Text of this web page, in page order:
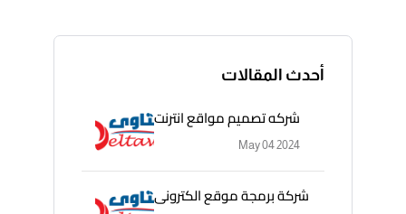
أحدث المقالات
شركه تصميم مواقع انترنت
May 04 2024
شركة برمجة موقع الكترونى